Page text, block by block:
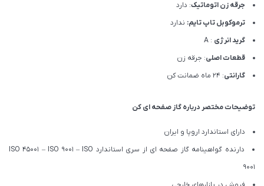
جرقه زن اتوماتیک: دارد
ترموکوبل تاپ تایم: ندارد
گرید انرژی : A
قطعات اصلی: جرقه زن
گارانتی: 24 ماه ضمانت کن
توضیحات مختصر درباره گاز صفحه ای کن
دارای استاندارد اروپا و ایران
دارنده گواهینامه گاز صفحه ای از سری استاندارد ISO 45001 – ISO 9001 – ISO
9001